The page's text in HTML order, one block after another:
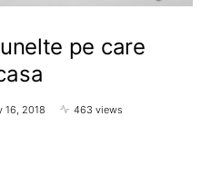
pe care
16, 2018
463 views